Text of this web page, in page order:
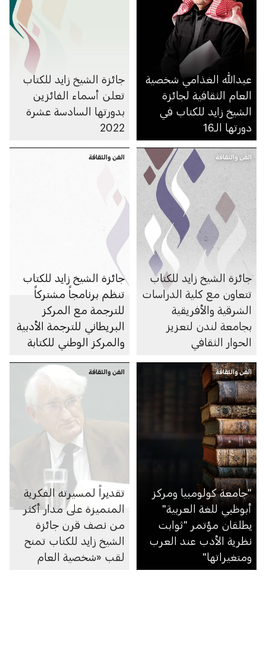
عبدالله الغذامي شخصية
العام الثقافية لجائزة
الشيخ زايد للكتاب في
دورتها الـ16
جائزة الشيخ زايد للكتاب
تعلن أسماء الفائزين
بدورتها السادسة عشرة
2022
الفن والثقافة
جائزة الشيخ زايد للكتاب
تتعاون مع كلية الدراسات
الشرقية والأفريقية
بجامعة لندن لتعزيز
الحوار الثقافي
الفن والثقافة
جائزة الشيخ زايد للكتاب
تنظم برنامجاً مشتركاً
للترجمة مع المركز
البريطاني للترجمة الأدبية
والمركز الوطني للكتابة
الفن والثقافة
"جامعة كولومبيا ومركز
أبوظبي للغة العربية"
يطلقان مؤتمر "ثوابت
نظرية الأدب عند العرب
ومتغيراتها"
الفن والثقافة
تقديراً لمسيرته الفكرية
المتميزة على مدار أكثر
من نصف قرن جائزة
الشيخ زايد للكتاب تمنح
لقب «شخصية العام